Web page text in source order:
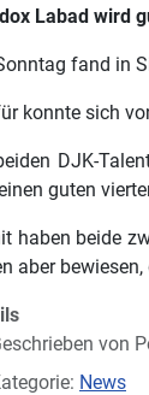
Labad wird
fand in
konnte sich
DJK-
guten
haben beide
aber
von
News